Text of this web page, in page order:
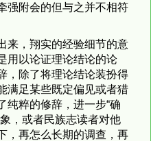
强附会的但与之并不相符
来，翔实的经验细节的意
用以论证理论结论的论
，除了将理论结论装扮得
满足某些既定偏见或者猎
纯粹的修辞，进一步“确
，或者民族志读者对他
，再怎么长期的调查，再